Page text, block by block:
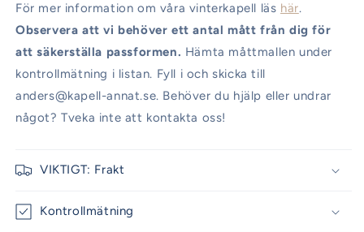
För mer information om våra vinterkapell läs här.
Observera att vi behöver ett antal mått från dig för
att säkerställa passformen. Hämta måttmallen under
kontrollmätning i listan. Fyll i och skicka till
anders@kapell-annat.se. Behöver du hjälp eller undrar
något? Tveka inte att kontakta oss!
VIKTIGT: Frakt
Kontrollmätning